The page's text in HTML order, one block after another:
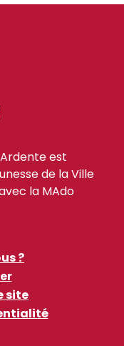
est
de la Ville
la MAdo
?
site